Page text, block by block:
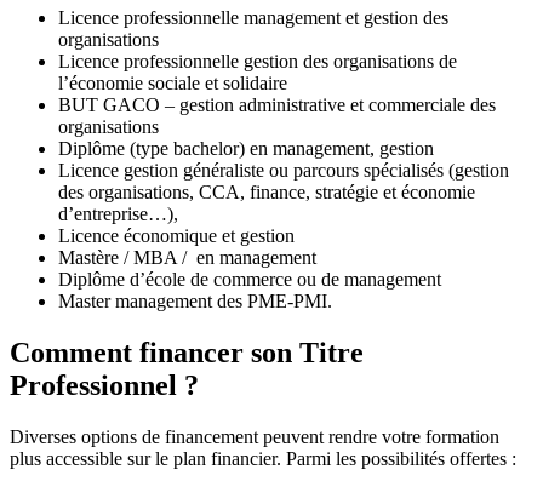
Licence professionnelle management et gestion des
organisations
Licence professionnelle gestion des organisations de
l’économie sociale et solidaire
BUT GACO – gestion administrative et commerciale des
organisations
Diplôme (type bachelor) en management, gestion
Licence gestion généraliste ou parcours spécialisés (gestion
des organisations, CCA, finance, stratégie et économie
d’entreprise…),
Licence économique et gestion
Mastère / MBA / en management
Diplôme d’école de commerce ou de management
Master management des PME-PMI.
Comment financer son Titre
Professionnel ?
Diverses options de financement peuvent rendre votre formation
plus accessible sur le plan financier. Parmi les possibilités offertes :